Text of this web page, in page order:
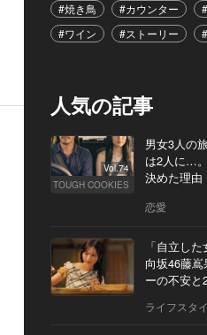
#焼き鳥 #カウンター
#ワイン
#ストーリー
人気の記事
Vol.74
TOUGH COOKIES
男女3人の
は2人に…
決めた理由
恋愛
「自立し
向坂46藤
ーの不安と
ライフスタ